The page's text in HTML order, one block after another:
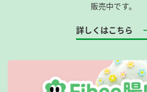
販売中です。
詳しくはこちら